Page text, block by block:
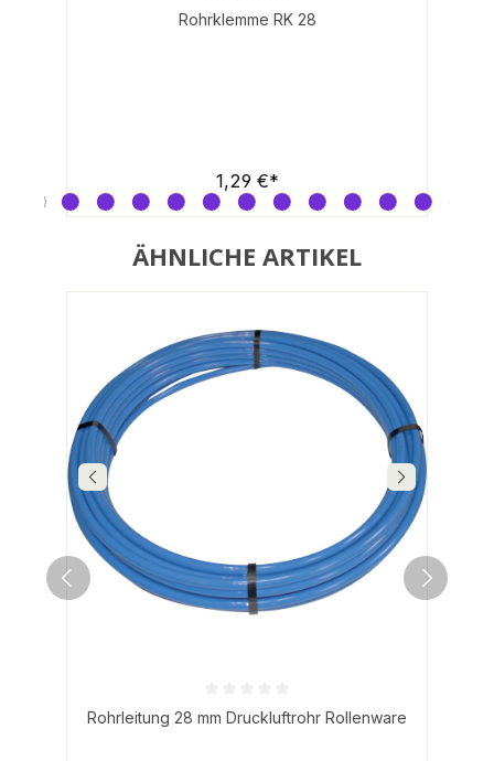
Durchschnittliche Bewertung von 0 von 5 Sternen
Rohrklemme RK 28
1,29 €*
ÄHNLICHE ARTIKEL
Durchschnittliche Bewertung von 0 von 5 Sternen
Rohrleitung 28 mm Druckluftrohr Rollenware